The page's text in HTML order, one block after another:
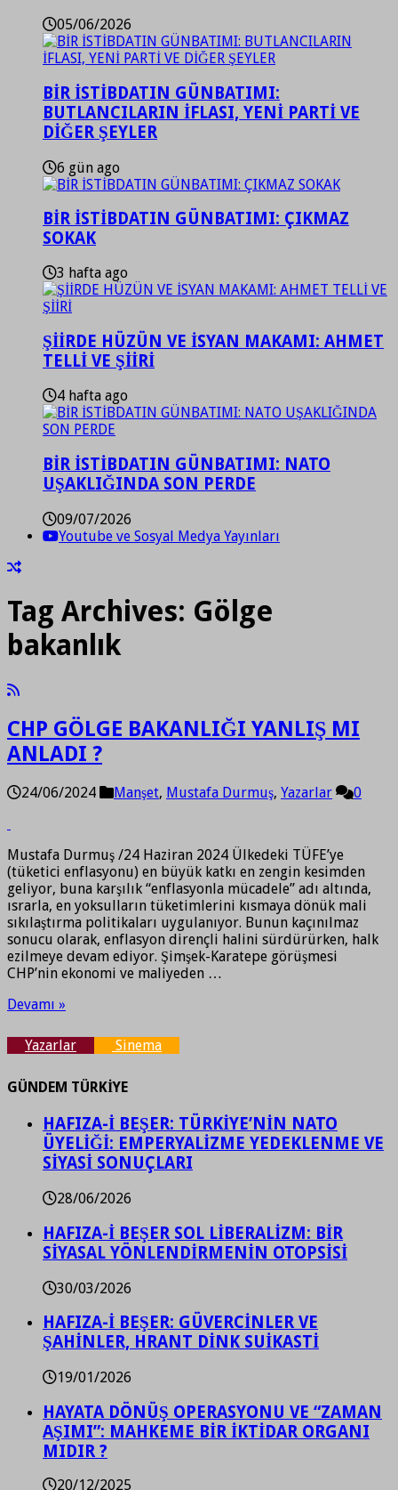
05/06/2026
BİR İSTİBDATIN GÜNBATIMI:
BUTLANCILARIN İFLASI, YENİ PARTİ VE
DİĞER ŞEYLER
6 gün ago
BİR İSTİBDATIN GÜNBATIMI: ÇIKMAZ
SOKAK
3 hafta ago
ŞİİRDE HÜZÜN VE İSYAN MAKAMI: AHMET
TELLİ VE ŞİİRİ
4 hafta ago
BİR İSTİBDATIN GÜNBATIMI: NATO
UŞAKLIĞINDA SON PERDE
09/07/2026
Youtube ve Sosyal Medya Yayınları
Tag Archives: Gölge
bakanlık
CHP GÖLGE BAKANLIĞI YANLIŞ MI
ANLADI ?
24/06/2024 Manşet, Mustafa Durmuş, Yazarlar 0
Mustafa Durmuş /24 Haziran 2024 Ülkedeki TÜFE’ye
(tüketici enflasyonu) en büyük katkı en zengin kesimden
geliyor, buna karşılık “enflasyonla mücadele” adı altında,
ısrarla, en yoksulların tüketimlerini kısmaya dönük mali
sıkılaştırma politikaları uygulanıyor. Bunun kaçınılmaz
sonucu olarak, enflasyon dirençli halini sürdürürken, halk
ezilmeye devam ediyor. Şimşek-Karatepe görüşmesi
CHP’nin ekonomi ve maliyeden …
Devamı »
Yazarlar Sinema
GÜNDEM TÜRKİYE
HAFIZA-İ BEŞER: TÜRKİYE’NİN NATO
ÜYELİĞİ: EMPERYALİZME YEDEKLENME VE
SİYASİ SONUÇLARI
28/06/2026
HAFIZA-İ BEŞER SOL LİBERALİZM: BİR
SİYASAL YÖNLENDİRMENİN OTOPSİSİ
30/03/2026
HAFIZA-İ BEŞER: GÜVERCİNLER VE
ŞAHİNLER, HRANT DİNK SUİKASTİ
19/01/2026
HAYATA DÖNÜŞ OPERASYONU VE “ZAMAN
AŞIMI”: MAHKEME BİR İKTİDAR ORGANI
MIDIR ?
20/12/2025